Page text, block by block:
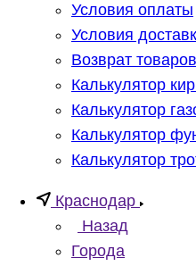
Условия оплаты
Условия
Возврат товаров
Калькулятор
Калькулятор
Калькулятор
Калькулятор
Краснодар
Назад
Города